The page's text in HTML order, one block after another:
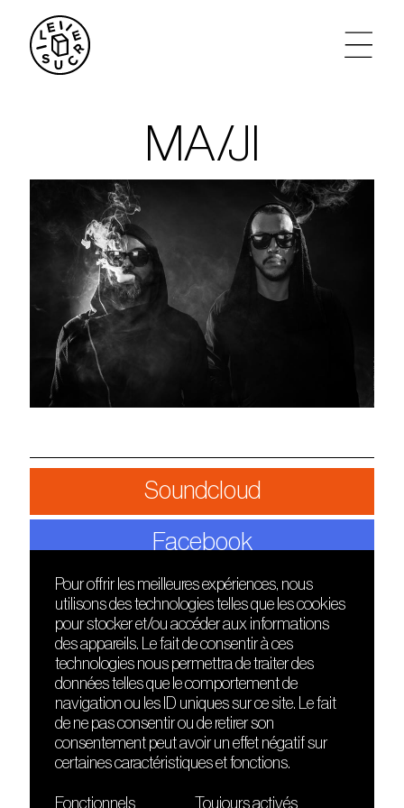
agenda
le sucre max
partenariats
privatisations
MA/JI
Soundcloud
Facebook
DÉCOUVRIR
Le lieu
Contact
Presse
Cours de DJing
TMLAB
FRIENDS
Nuits sonores
HEAT
Hôtel71
La Gaîté Lyrique
Pour offrir les meilleures expériences, nous
utilisons des technologies telles que les cookies
pour stocker et/ou accéder aux informations
des appareils. Le fait de consentir à ces
technologies nous permettra de traiter des
données telles que le comportement de
navigation ou les ID uniques sur ce site. Le fait
de ne pas consentir ou de retirer son
consentement peut avoir un effet négatif sur
certaines caractéristiques et fonctions.
Fonctionnels Toujours activés